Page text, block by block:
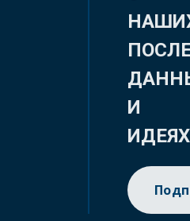
И
ИДЕЯХ